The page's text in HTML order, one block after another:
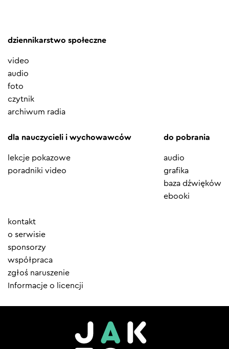
dziennikarstwo społeczne
video
audio
foto
czytnik
archiwum radia
dla nauczycieli i wychowawców
lekcje pokazowe
poradniki video
do pobrania
audio
grafika
baza dźwięków
ebooki
Element
menu
kontakt
o serwisie
sponsorzy
współpraca
zgłoś naruszenie
Informacje o licencji